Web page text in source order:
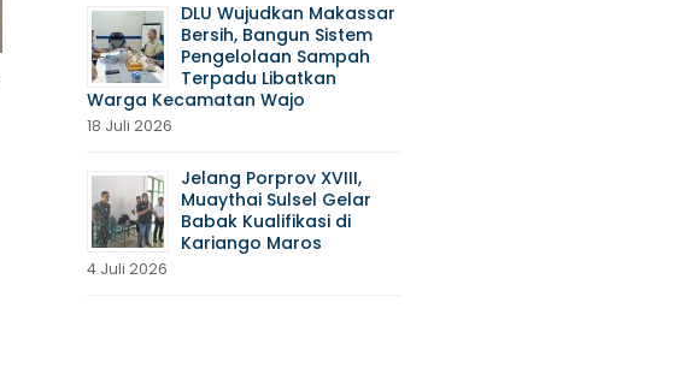
DLU Wujudkan Makassar
Bersih, Bangun Sistem
Pengelolaan Sampah
Terpadu Libatkan
Warga Kecamatan Wajo
18 Juli 2026
Jelang Porprov XVIII,
Muaythai Sulsel Gelar
Babak Kualifikasi di
Kariango Maros
4 Juli 2026